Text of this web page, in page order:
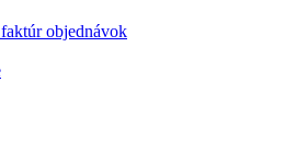
objednávok